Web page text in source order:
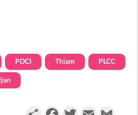
PDCI Thiam PLCC
PartagerFacebookTwitterEmail